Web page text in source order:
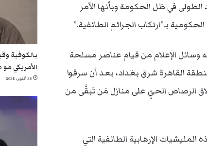
الطولى في ظل الحكومة وبأنها الآمر
بـ”ارتكاب الجرائم الطائفية.”
وسائل الإعلام من قيام عناصر مسلحة
القاهرة شرق بغداد، بعد أن سرقوا
الرصاص الحيِّ على منازل مَن تَبقَّى من
الإرهابية الطائفية التي
بالكوفية
الأمريكي
28 أكتوبر، 2025